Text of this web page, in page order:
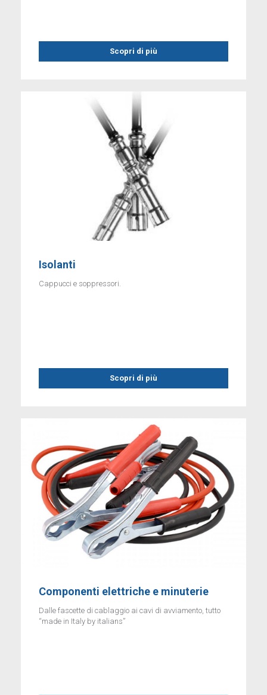
Scopri di più
Isolanti
Cappucci e soppressori.
Scopri di più
Componenti elettriche e minuterie
Dalle fascette di cablaggio ai cavi di avviamento, tutto
“made in Italy by italians”